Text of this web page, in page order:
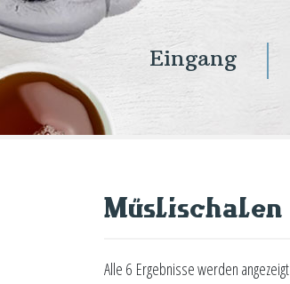
Eingang
Müslischalen
Alle 6 Ergebnisse werden angezeigt
Geschäft
Onlineshop
Warenkorb
Kontakt